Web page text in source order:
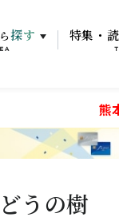
探す 特集・
熊
うの樹